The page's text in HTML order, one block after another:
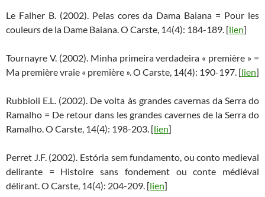
Le Falher B. (2002). Pelas cores da Dama Baiana = Pour les
couleurs de la Dame Baiana. O Carste, 14(4): 184-189. [lien]
Tournayre V. (2002). Minha primeira verdadeira « première » =
Ma première vraie « première ». O Carste, 14(4): 190-197. [lien]
Rubbioli E.L. (2002). De volta às grandes cavernas da Serra do
Ramalho = De retour dans les grandes cavernes de la Serra do
Ramalho. O Carste, 14(4): 198-203. [lien]
Perret J.F. (2002). Estória sem fundamento, ou conto medieval
delirante = Histoire sans fondement ou conte médiéval
délirant. O Carste, 14(4): 204-209. [lien]